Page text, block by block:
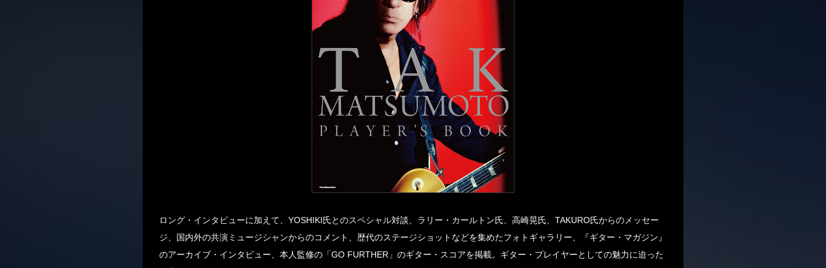
ロング・インタビューに加えて、YOSHIKI氏とのスペシャル対談、ラリー・カールトン氏、高崎晃氏、TAKURO氏からのメッセー
ジ、国内外の共演ミュージシャンからのコメント、歴代のステージショットなどを集めたフォトギャラリー、『ギター・マガジン』
のアーカイブ・インタビュー、本人監修の「GO FURTHER」のギター・スコアを掲載。ギター・プレイヤーとしての魅力に迫った